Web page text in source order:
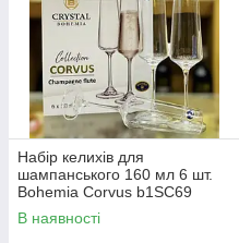
Набір келихів для
шампанського 160 мл 6 шт.
Bohemia Corvus b1SC69
В наявності